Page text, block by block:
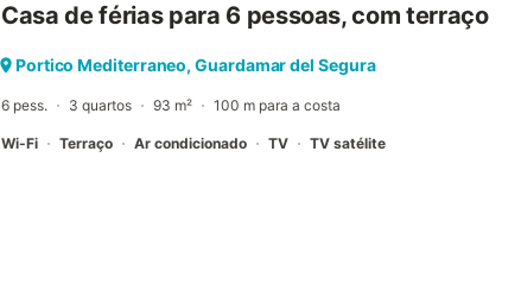
Casa de férias para 6 pessoas, com terraço
Portico Mediterraneo, Guardamar del Segura
6 pess. 3 quartos 93 m² 100 m para a costa
Wi-Fi Terraço Ar condicionado TV TV satélite